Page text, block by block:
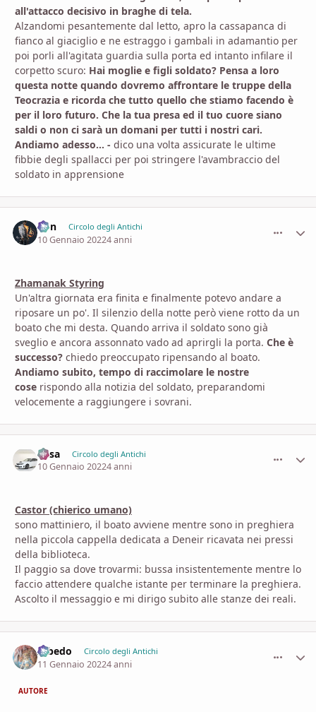
all'attacco decisivo in braghe di tela.
Alzandomi pesantemente dal letto, apro la cassapanca di
fianco al giaciglio e ne estraggo i gambali in adamantio per
poi porli all'agitata guardia sulla porta ed intanto infilare il
corpetto scuro: Hai moglie e figli soldato? Pensa a loro
questa notte quando dovremo affrontare le truppe della
Teocrazia e ricorda che tutto quello che stiamo facendo è
per il loro futuro. Che la tua presa ed il tuo cuore siano
saldi o non ci sarà un domani per tutti i nostri cari.
Andiamo adesso... - dico una volta assicurate le ultime
fibbie degli spallacci per poi stringere l'avambraccio del
soldato in apprensione
Von Circolo degli Antichi
10 Gennaio 20224 anni
Zhamanak Styring
Un'altra giornata era finita e finalmente potevo andare a
riposare un po'. Il silenzio della notte però viene rotto da un
boato che mi desta. Quando arriva il soldato sono già
sveglio e ancora assonnato vado ad aprirgli la porta. Che è
successo? chiedo preoccupato ripensando al boato.
Andiamo subito, tempo di raccimolare le nostre
cose rispondo alla notizia del soldato, preparandomi
velocemente a raggiungere i sovrani.
Casa Circolo degli Antichi
10 Gennaio 20224 anni
Castor (chierico umano)
sono mattiniero, il boato avviene mentre sono in preghiera
nella piccola cappella dedicata a Deneir ricavata nei pressi
della biblioteca.
Il paggio sa dove trovarmi: bussa insistentemente mentre lo
faccio attendere qualche istante per terminare la preghiera.
Ascolto il messaggio e mi dirigo subito alle stanze dei reali.
Albedo Circolo degli Antichi
11 Gennaio 20224 anni
AUTORE